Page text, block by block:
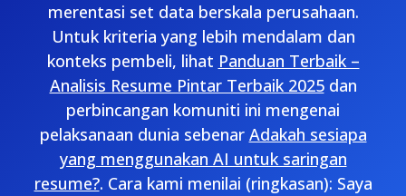
merentasi set data berskala perusahaan.
Untuk kriteria yang lebih mendalam dan
konteks pembeli, lihat Panduan Terbaik –
Analisis Resume Pintar Terbaik 2025dan
perbincangan komuniti ini mengenai
pelaksanaan dunia sebenar Adakah sesiapa
yang menggunakan AI untuk saringan
resume?. Cara kami menilai (ringkasan): Saya